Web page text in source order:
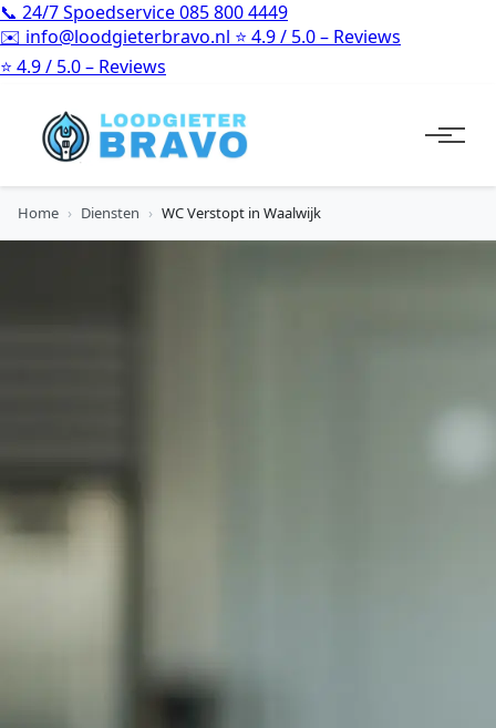
📞 24/7 Spoedservice085 800 4449
✉️ info@loodgieterbravo.nl ⭐ 4.9 / 5.0 – Reviews
⭐ 4.9 / 5.0 – Reviews
Home › Diensten › WC Verstopt in Waalwijk